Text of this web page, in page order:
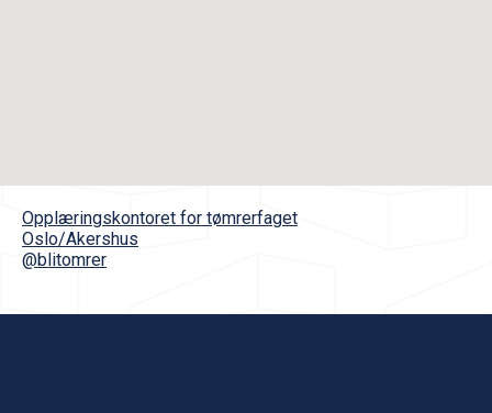
Opplæringskontoret for tømrerfaget
Oslo/Akershus
@blitomrer